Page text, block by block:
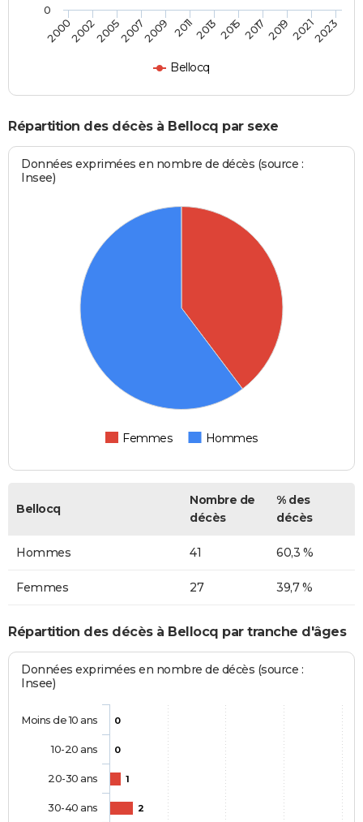
Bellocq
20002002200520072009 2011201320152017201920212023
0
Répartition des décès à Bellocq par sexe
Données exprimées en nombre de décès (source :
Insee)
Femmes Hommes
Bellocq
Nombre de
décès
% des
décès
Hommes 41 60,3 %
Femmes 27 39,7 %
Répartition des décès à Bellocq par tranche d'âges
Données exprimées en nombre de décès (source :
Insee)
0
0
1
2
Moins de 10 ans
10-20 ans
20-30 ans
30-40 ans